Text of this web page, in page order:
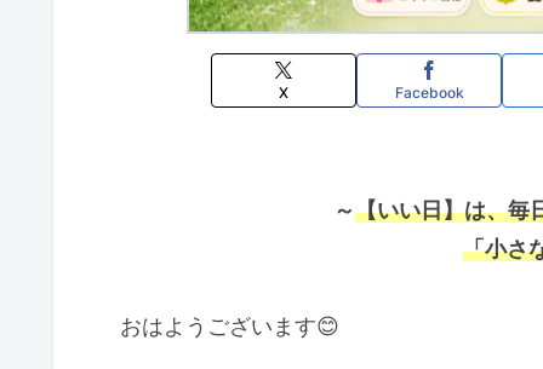
X Facebook
～【いい日】は、毎
「小さ
おはようございます😊